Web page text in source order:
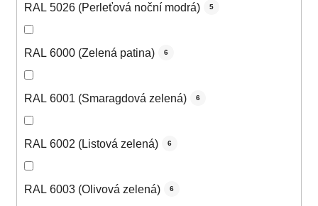
RAL 5026 (Perleťová noční modrá) 5
RAL 6000 (Zelená patina) 6
RAL 6001 (Smaragdová zelená) 6
RAL 6002 (Listová zelená) 6
RAL 6003 (Olivová zelená) 6